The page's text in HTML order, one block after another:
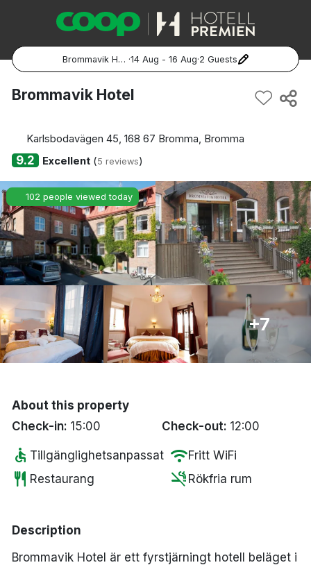
Brommavik Hotel ·14 Aug - 16 Aug·2 Guests
Popular Destinations:
Göteborg
Malmö
Hela Norge
Oslo
Bergen
Hela Danmark
Brommavik Hotel
Karlsbodavägen 45, 168 67 Bromma, Bromma
9.2 Excellent(5 reviews)
102 people viewed today
+7
About this property
Check-in: 15:00 Check-out: 12:00
accessible Tillgänglighetsanpassat wifiFritt WiFi
restaurant Restaurang smoke_free Rökfria rum
Description
Brommavik Hotel är ett fyrstjärningt hotell beläget i